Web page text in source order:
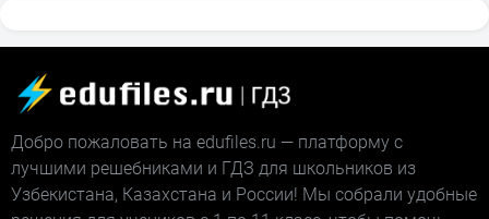
Добро пожаловать на edufiles.ru — платформу с
лучшими решебниками и ГДЗ для школьников из
Узбекистана, Казахстана и России! Мы собрали удобные